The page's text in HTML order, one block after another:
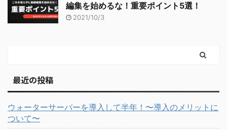
編集を始めるな！重要ポイント5選！
2021/10/3
最近の投稿
ウォーターサーバーを導入して半年！〜導入のメリットに
ついて〜